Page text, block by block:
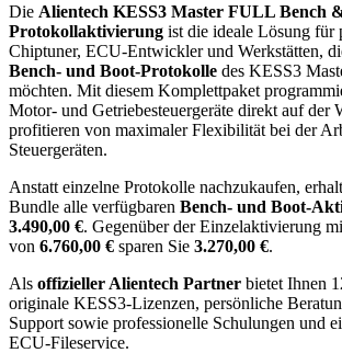
Die Alientech KESS3 Master FULL Bench
Protokollaktivierung ist die ideale Lösung für
Chiptuner, ECU-Entwickler und Werkstätten,
Bench- und Boot-Protokolle des KESS3
möchten. Mit diesem Komplettpaket
Motor- und Getriebesteuergeräte direkt auf der
profitieren von maximaler Flexibilität bei der
Steuergeräten.
Anstatt einzelne Protokolle nachzukaufen,
Bundle alle verfügbaren Bench- und Boot-
3.490,00 €. Gegenüber der Einzelaktivierung
von 6.760,00 € sparen Sie 3.270,00 €.
Als offizieller Alientech Partner bietet Ihnen
originale KESS3-Lizenzen, persönliche
Support sowie professionelle Schulungen und
ECU-Fileservice.